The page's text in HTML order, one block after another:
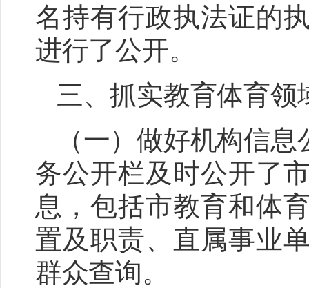
名持有行政执法证的
进行了公开。
三、抓实教育体育
（一）做好机构信息
务公开栏及时公开了
息，包括市教育和体
置及职责、直属事业
群众查询。